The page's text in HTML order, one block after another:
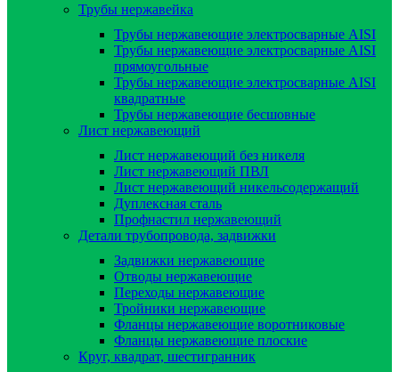
Трубы нержавейка
Трубы нержавеющие электросварные AISI
Трубы нержавеющие электросварные AISI
прямоугольные
Трубы нержавеющие электросварные AISI
квадратные
Трубы нержавеющие бесшовные
Лист нержавеющий
Лист нержавеющий без никеля
Лист нержавеющий ПВЛ
Лист нержавеющий никельсодержащий
Дуплексная сталь
Профнастил нержавеющий
Детали трубопровода, задвижки
Задвижки нержавеющие
Отводы нержавеющие
Переходы нержавеющие
Тройники нержавеющие
Фланцы нержавеющие воротниковые
Фланцы нержавеющие плоские
Круг, квадрат, шестигранник